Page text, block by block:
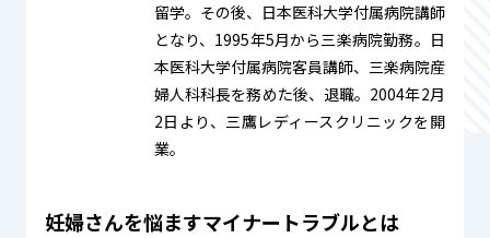
留学。その後、日本医科大学付属病院講師
となり、1995年5月から三楽病院勤務。日
本医科大学付属病院客員講師、三楽病院産
婦人科科長を務めた後、退職。2004年2月
2日より、三鷹レディースクリニックを開
業。
妊婦さんを悩ますマイナートラブルとは